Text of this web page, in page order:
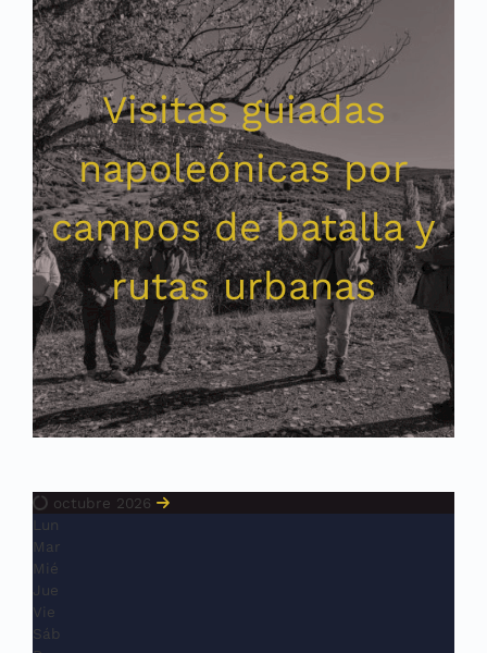
Visitas guiadas
napoleónicas por
campos de batalla y
rutas urbanas
octubre 2026
Lun
Mar
Mié
Jue
Vie
Sáb